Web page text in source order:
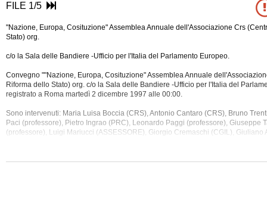
FILE 1/5
"Nazione, Europa, Cosituzione" Assemblea Annuale dell'Associazione Crs
Stato) org.
c/o la Sala delle Bandiere -Ufficio per l'Italia del Parlamento Europeo.
Convegno ""Nazione, Europa, Cosituzione" Assemblea Annuale
Riforma dello Stato) org. c/o la Sala delle Bandiere -Ufficio per l'Italia del
registrato a Roma martedì 2 dicembre 1997 alle 00:00.
Sono intervenuti: Maria Luisa Boccia (CRS), Antonio Cantaro (CRS), Bruno
Paci (professore), Pietro Ingrao (PRC), Leonardo Paggi (professore), Giuseppe
(professore), Luigi Mariucci (ASSESSORE), Giorgio Cremaschi (CGIL), Giuliano
Isidoro Mortellaro (PDS), Pietro Ciarlo (CRS), Sandro Guerrieri, Vittorio Di Ciolo